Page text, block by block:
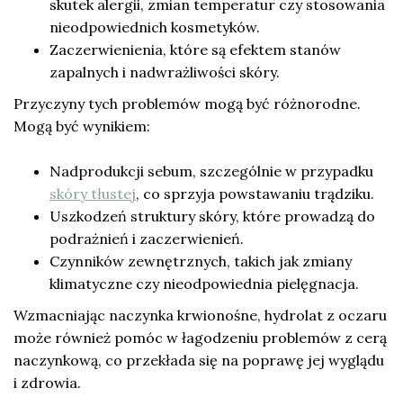
skutek alergii, zmian temperatur czy stosowania
nieodpowiednich kosmetyków.
Zaczerwienienia, które są efektem stanów
zapalnych i nadwrażliwości skóry.
Przyczyny tych problemów mogą być różnorodne.
Mogą być wynikiem:
Nadprodukcji sebum, szczególnie w przypadku
skóry tłustej, co sprzyja powstawaniu trądziku.
Uszkodzeń struktury skóry, które prowadzą do
podrażnień i zaczerwienień.
Czynników zewnętrznych, takich jak zmiany
klimatyczne czy nieodpowiednia pielęgnacja.
Wzmacniając naczynka krwionośne, hydrolat z oczaru
może również pomóc w łagodzeniu problemów z cerą
naczynkową, co przekłada się na poprawę jej wyglądu
i zdrowia.